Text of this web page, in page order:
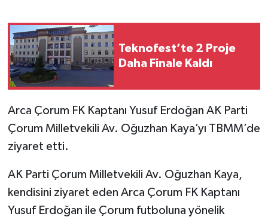
Teknofest’te 2 Proje
Daha Finale Kaldı
Arca Çorum FK Kaptanı Yusuf Erdoğan AK Parti
Çorum Milletvekili Av. Oğuzhan Kaya’yı TBMM’de
ziyaret etti.
AK Parti Çorum Milletvekili Av. Oğuzhan Kaya,
kendisini ziyaret eden Arca Çorum FK Kaptanı
Yusuf Erdoğan ile Çorum futboluna yönelik